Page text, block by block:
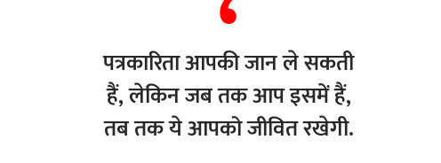
पत्रकारिता आपकी जान ले सकती
हैं, लेकिन जब तक आप इसमें हैं,
तब तक ये आपको जीवित रखेगी.